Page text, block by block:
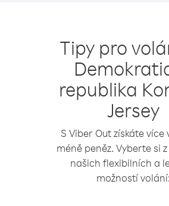
Tipy pro
republika
Jersey
S Viber Out získáte více
méně peněz. Vyberte si
našich flexibilních a
možností volání: